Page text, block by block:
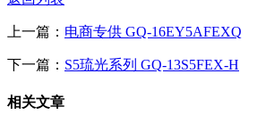
上一篇： 电商专供 GQ-16EY5AFEXQ
下一篇： S5琉光系列 GQ-13S5FEX-H
相关文章